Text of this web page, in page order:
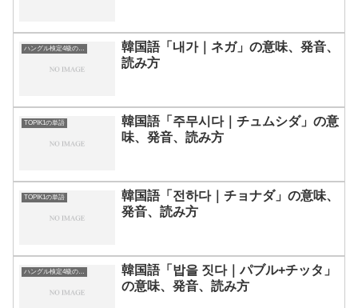
ハングル検定4級の単語
韓国語「내가｜ネガ」の意味、発音、
読み方
TOPIK1の単語
韓国語「주무시다｜チュムシダ」の意
味、発音、読み方
TOPIK1の単語
韓国語「전하다｜チョナダ」の意味、
発音、読み方
ハングル検定4級の単語
韓国語「밥을 짓다｜パブル+チッタ」
の意味、発音、読み方